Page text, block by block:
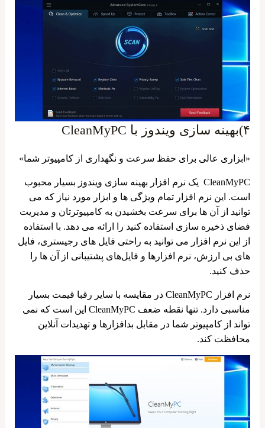
۴)بهینه سازی ویندوز با CleanMyPC
«ابزاری عالی برای حفظ سرعت و نگهداری از کامپیوتر شما»
CleanMyPC یک نرم ‌افزار بهینه‌ سازی ویندوز بسیار محبوب
است. این نرم ‌افزار تمام ویژگی ‌ها و ابزار مورد نیاز که می
‌توانید از آن ها برای سرعت بخشیدن به کامپیوترتان و مدیریت
فضای ذخیره‌ سازی استفاده کنید را ارائه می ‌دهد. با استفاده
از این نرم ‌افزار می‌ توانید به راحتی فایل ‌های رجیستری، فایل
‌های بی ارزش، نرم‌ افزارها و فایل‌های پشتیبانی از آن ها را
حذف کنید.
نرم افزار CleanMyPC در مقایسه با سایر رقبا قیمت بسیار
مناسبی دارد. تنها نقطه ضعف CleanMyPC این است که نمی
‌تواند از کامپیوتر شما در مقابل بدافزارها و تهدیدات آنلاین
محافظت کند.